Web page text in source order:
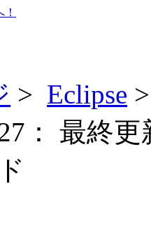
> Eclipse
： 最終更